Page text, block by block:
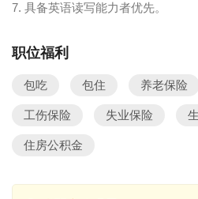
7. 具备英语读写能力者优先。
职位福利
包吃 包住 养老保险
工伤保险 失业保险
住房公积金